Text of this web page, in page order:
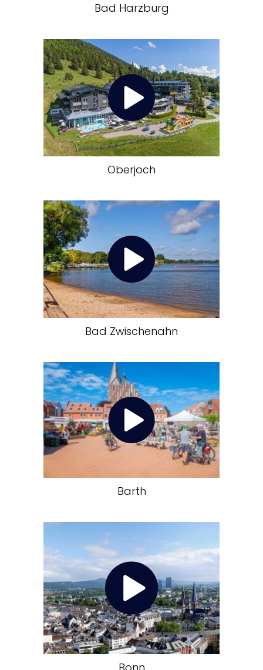
Bad Harzburg
Oberjoch
Bad Zwischenahn
Barth